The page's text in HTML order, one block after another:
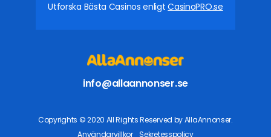
Utforska Bästa Casinos enligtCasinoPRO.se
info@allaannonser.se
Copyrights © 2020 All Rights Reserved by AllaAnnonser.
Användarvillkor
Sekretesspolicy